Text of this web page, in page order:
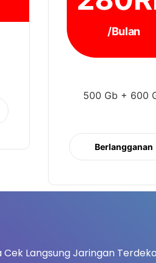
/Bulan
500 Gb + 600
Berlangganan
Cek Langsung Jaringan